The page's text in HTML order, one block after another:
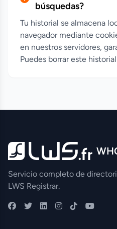
búsquedas?
Tu historial se almacena
navegador mediante
en nuestros servidores,
Puedes borrar este
Servicio completo de
LWS Registrar.